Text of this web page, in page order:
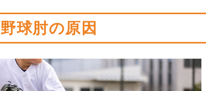
野球肘の原因